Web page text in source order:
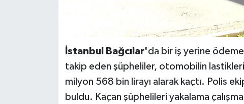
İstanbul Bağcılar'da bir iş yerine
takip eden şüpheliler, otomobilin
milyon 568 bin lirayı alarak kaçtı. Polis
buldu. Kaçan şüphelileri yakalama